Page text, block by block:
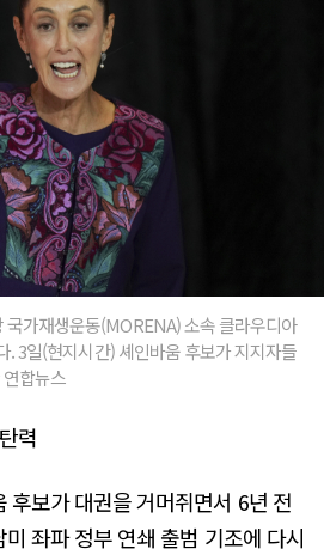
국가재생운동(MORENA) 소속 클라우디아
. 3일(현지시간) 셰인바움 후보가 지지자들
합뉴스
력
후보가 대권을 거머쥐면서 6년 전
좌파 정부 연쇄 출범 기조에 다시